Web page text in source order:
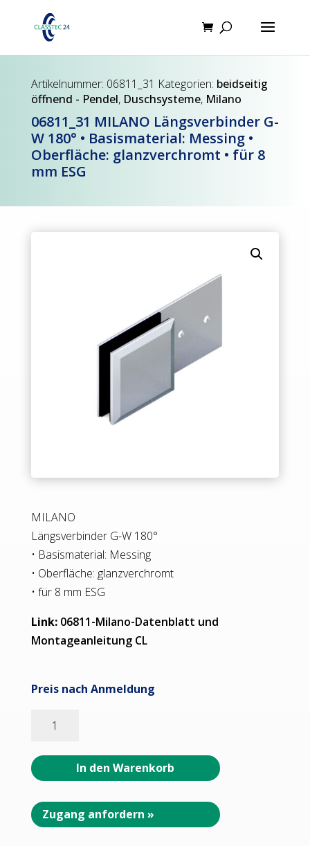
Products
Artikelnummer: 06811_31 Kategorien: beidseitig
öffnend - Pendel, Duschsysteme, Milano
06811_31 MILANO Längsverbinder G-
W 180° • Basismaterial: Messing •
Oberfläche: glanzverchromt • für 8
mm ESG
MILANO
Längsverbinder G-W 180°
• Basismaterial: Messing
• Oberfläche: glanzverchromt
• für 8 mm ESG
Link: 06811-Milano-Datenblatt und
Montageanleitung CL
Preis nach Anmeldung
MILANO
G-
W
•
Basismaterial:
In den Warenkorb
Zugang anfordern »